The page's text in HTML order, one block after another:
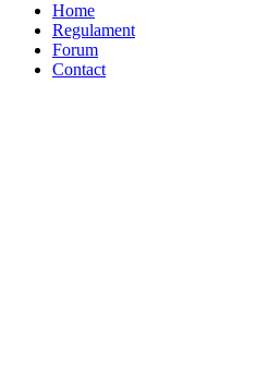
Home
Regulament
Forum
Contact